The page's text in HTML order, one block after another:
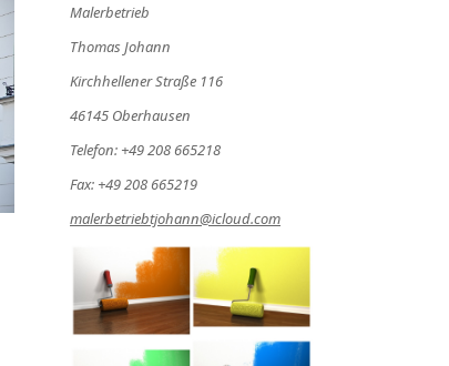
Malerbetrieb
Thomas Johann
Kirchhellener Straße 116
46145 Oberhausen
Telefon: +49 208 665218
Fax: +49 208 665219
malerbetriebtjohann@icloud.com